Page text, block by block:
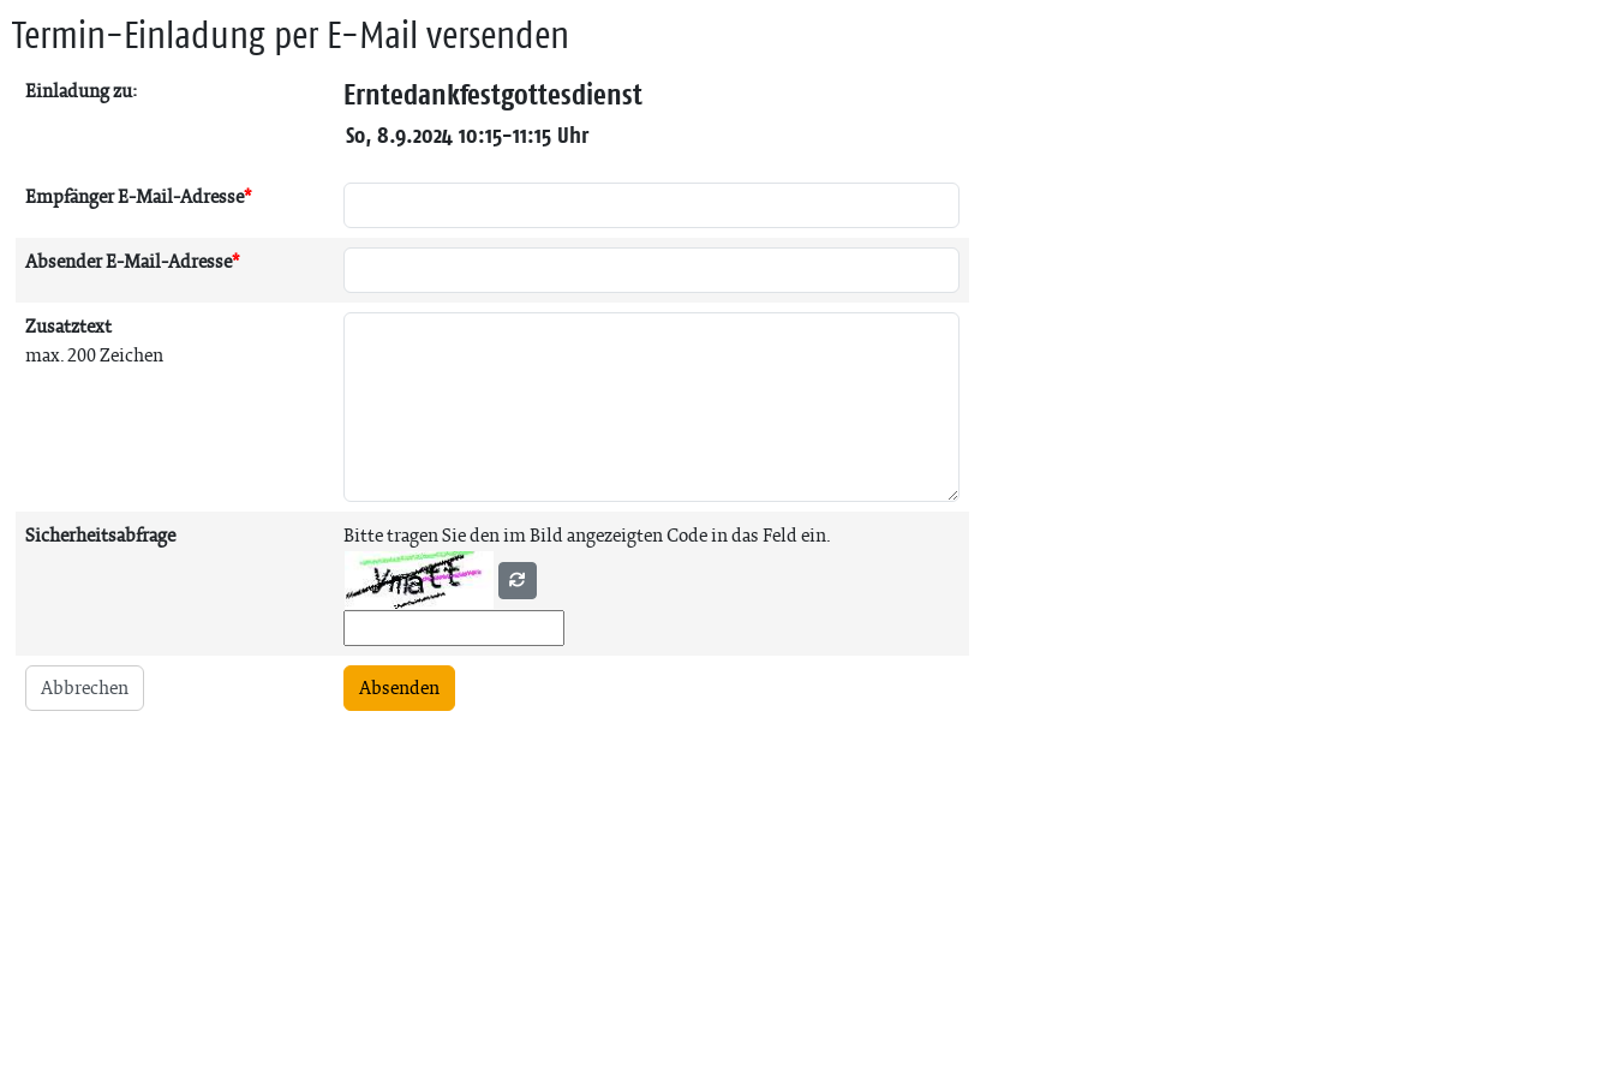
Termin-Einladung per E-Mail versenden
Einladung zu: Erntedankfestgottesdienst
So, 8.9.2024 10:15-11:15 Uhr
Empfänger E-Mail-Adresse*
Absender E-Mail-Adresse*
Zusatztext
max. 200 Zeichen
Sicherheitsabfrage Bitte tragen Sie den im Bild angezeigten Code in das Feld ein.
Abbrechen Absenden